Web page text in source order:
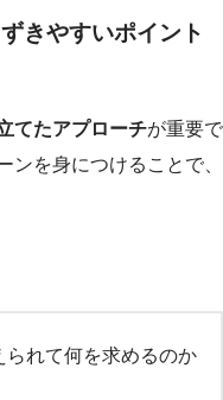
きやすいポイント
てたアプローチが重要で
ンを身につけることで、
られて何を求めるのか